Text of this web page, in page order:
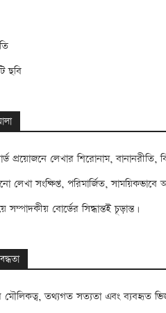
ছবি
প্রয়োজনে লেখার শিরোনাম,
লেখা সংক্ষিপ্ত, পরিমার্জিত,
সম্পাদকীয় বোর্ডের সিদ্ধান্তই চূড়ান্ত।
মৌলিকত্ব, তথ্যগত সত্যতা এবং ব্যবহৃত